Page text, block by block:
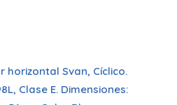
Cíclica